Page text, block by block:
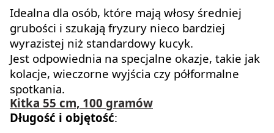
Idealna dla osób, które mają włosy średniej
grubości i szukają fryzury nieco bardziej
wyrazistej niż standardowy kucyk.
Jest odpowiednia na specjalne okazje, takie jak
kolacje, wieczorne wyjścia czy półformalne
spotkania.
Kitka 55 cm, 100 gramów
Długość i objętość: